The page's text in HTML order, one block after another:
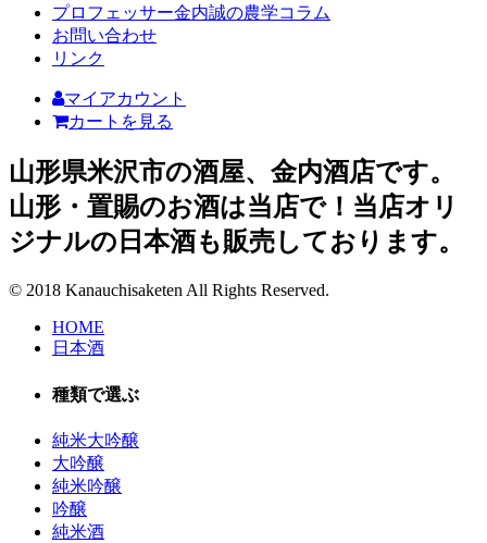
プロフェッサー金内誠の農学コラム
お問い合わせ
リンク
マイアカウント
カートを見る
山形県米沢市の酒屋、金内酒店です。
山形・置賜のお酒は当店で！当店オリ
ジナルの日本酒も販売しております。
© 2018 Kanauchisaketen All Rights Reserved.
HOME
日本酒
種類で選ぶ
純米大吟醸
大吟醸
純米吟醸
吟醸
純米酒